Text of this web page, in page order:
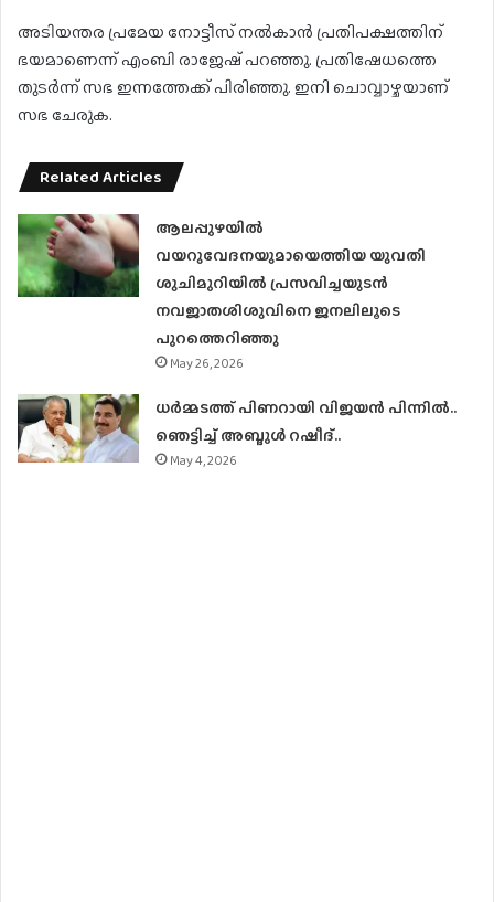
അടിയന്തര പ്രമേയ നോട്ടീസ് നൽകാൻ പ്രതിപക്ഷത്തിന്
ഭയമാണെന്ന് എംബി രാജേഷ് പറഞ്ഞു. പ്രതിഷേധത്തെ
തുടര്‍ന്ന് സഭ ഇന്നത്തേക്ക് പിരിഞ്ഞു. ഇനി ചൊവ്വാഴ്ചയാണ്
സഭ ചേരുക.
Related Articles
ആലപ്പുഴയിൽ
വയറുവേദനയുമായെത്തിയ യുവതി
ശുചിമുറിയിൽ പ്രസവിച്ചയുടൻ
നവജാതശിശുവിനെ ജനലിലൂടെ
പുറത്തെറിഞ്ഞു
May 26, 2026
ധര്‍മ്മടത്ത് പിണറായി വിജയന്‍ പിന്നില്‍..
ഞെട്ടിച്ച് അബ്ദുൾ റഷീദ്..
May 4, 2026